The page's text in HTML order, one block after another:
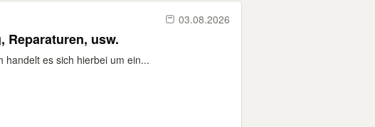
03.08.2026
Reparaturen, usw.
handelt es sich hierbei um ein...